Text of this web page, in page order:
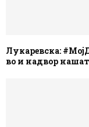
Лукаревска:
во и надвор